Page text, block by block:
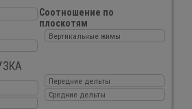
Соотношение по
плоскотям
Вертикальные жимы
Передние дельты
Средние дельты